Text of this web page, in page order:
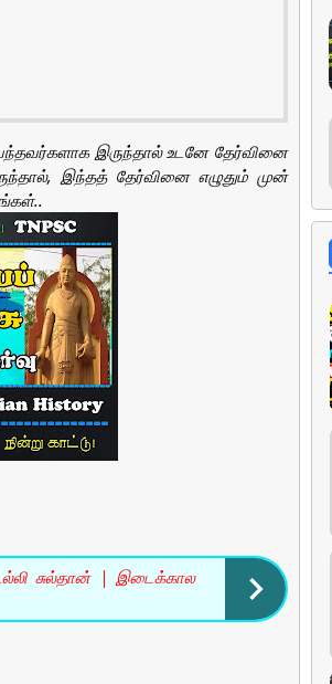
வந்தவர்களாக இருந்தால் உடனே தேர்வினை
இந்தத் தேர்வினை எழுதும் முன்
சுல்தான் | இடைக்கால